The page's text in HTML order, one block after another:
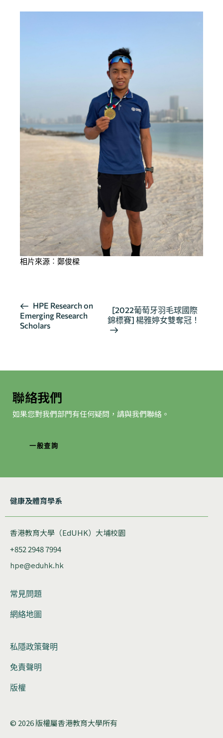
相片來源︰鄭俊樑
活
動
导
HPE Research on
Emerging Research
Scholars
[2022葡萄牙羽毛球國際
錦標賽] 楊雅婷女雙奪冠！
聯絡我們
如果您對我們部門有任何疑問，請與我們聯絡。
一般查詢
健康及體育學系
香港教育大學（EdUHK）大埔校園
+852 2948 7994
hpe@eduhk.hk
常見問題
網絡地圖
私隱政策聲明
免責聲明
版權
© 2026 版權屬香港教育大學所有